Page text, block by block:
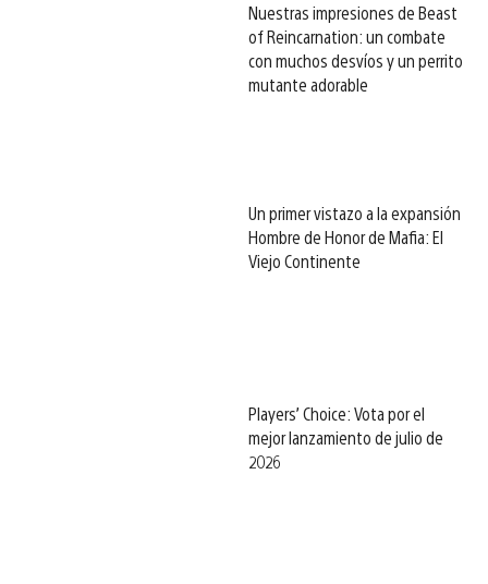
Nuestras impresiones de Beast
of Reincarnation: un combate
con muchos desvíos y un perrito
mutante adorable
Un primer vistazo a la expansión
Hombre de Honor de Mafia: El
Viejo Continente
Players’ Choice: Vota por el
mejor lanzamiento de julio de
2026